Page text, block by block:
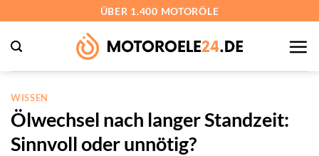
springen
ÜBER 1.400 MOTORÖLE
WISSEN
Ölwechsel nach langer Standzeit:
Sinnvoll oder unnötig?